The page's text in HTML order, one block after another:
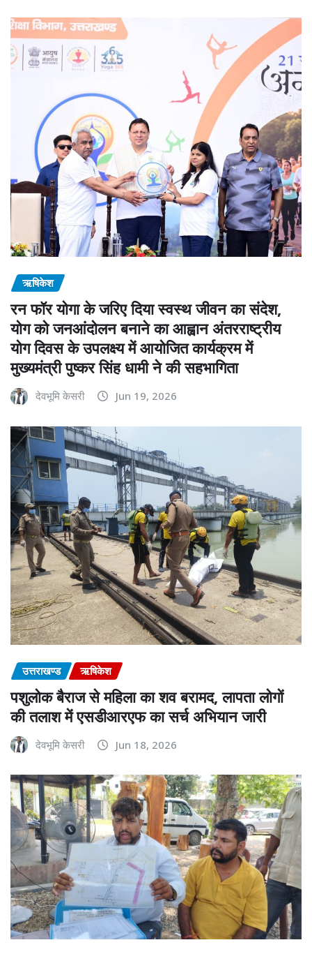
ऋषिकेश
रन फॉर योगा के जरिए दिया स्वस्थ जीवन का संदेश,
योग को जनआंदोलन बनाने का आह्वान अंतरराष्ट्रीय
योग दिवस के उपलक्ष्य में आयोजित कार्यक्रम में
मुख्यमंत्री पुष्कर सिंह धामी ने की सहभागिता
देवभूमि केसरी Jun 19, 2026
उत्तराखण्ड ऋषिकेश
पशुलोक बैराज से महिला का शव बरामद, लापता लोगों
की तलाश में एसडीआरएफ का सर्च अभियान जारी
देवभूमि केसरी Jun 18, 2026